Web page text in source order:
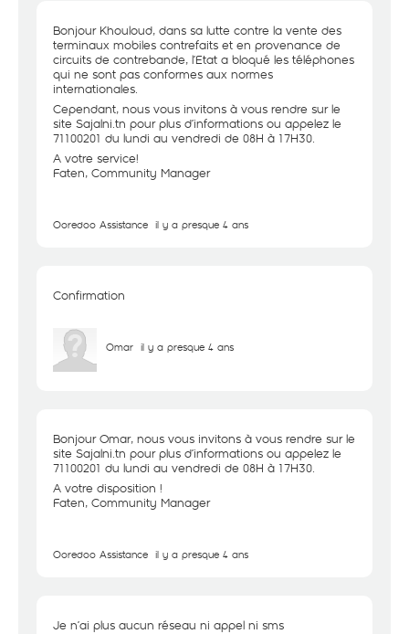
Bonjour Khouloud, dans sa lutte contre la vente des
terminaux mobiles contrefaits et en provenance de
circuits de contrebande, l’Etat a bloqué les téléphones
qui ne sont pas conformes aux normes
internationales.
Cependant, nous vous invitons à vous rendre sur le
site Sajalni.tn pour plus d’informations ou appelez le
71100201 du lundi au vendredi de 08H à 17H30.
A votre service!
Faten, Community Manager
Ooredoo Assistance il y a presque 4 ans
Confirmation
Omar il y a presque 4 ans
Bonjour Omar, nous vous invitons à vous rendre sur le
site Sajalni.tn pour plus d’informations ou appelez le
71100201 du lundi au vendredi de 08H à 17H30.
A votre disposition !
Faten, Community Manager
Ooredoo Assistance il y a presque 4 ans
Je n’ai plus aucun réseau ni appel ni sms